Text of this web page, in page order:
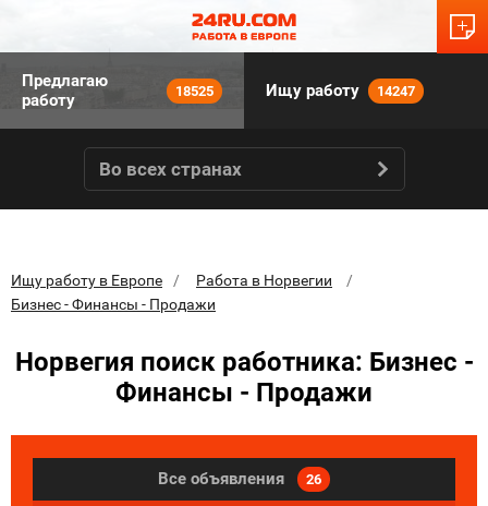
Предлагаю
работу
18525 Ищу работу 14247
Во всех странах
Ищу работу в Европе
Работа в Норвегии
Бизнес - Финансы - Продажи
Норвегия поиск работника: Бизнес -
Финансы - Продажи
Все объявления 26